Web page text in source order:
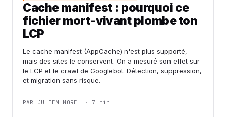
Cache manifest : pourquoi ce
fichier mort-vivant plombe ton
LCP
Le cache manifest (AppCache) n'est plus supporté,
mais des sites le conservent. On a mesuré son effet sur
le LCP et le crawl de Googlebot. Détection, suppression,
et migration sans risque.
PAR JULIEN MOREL · 7 min